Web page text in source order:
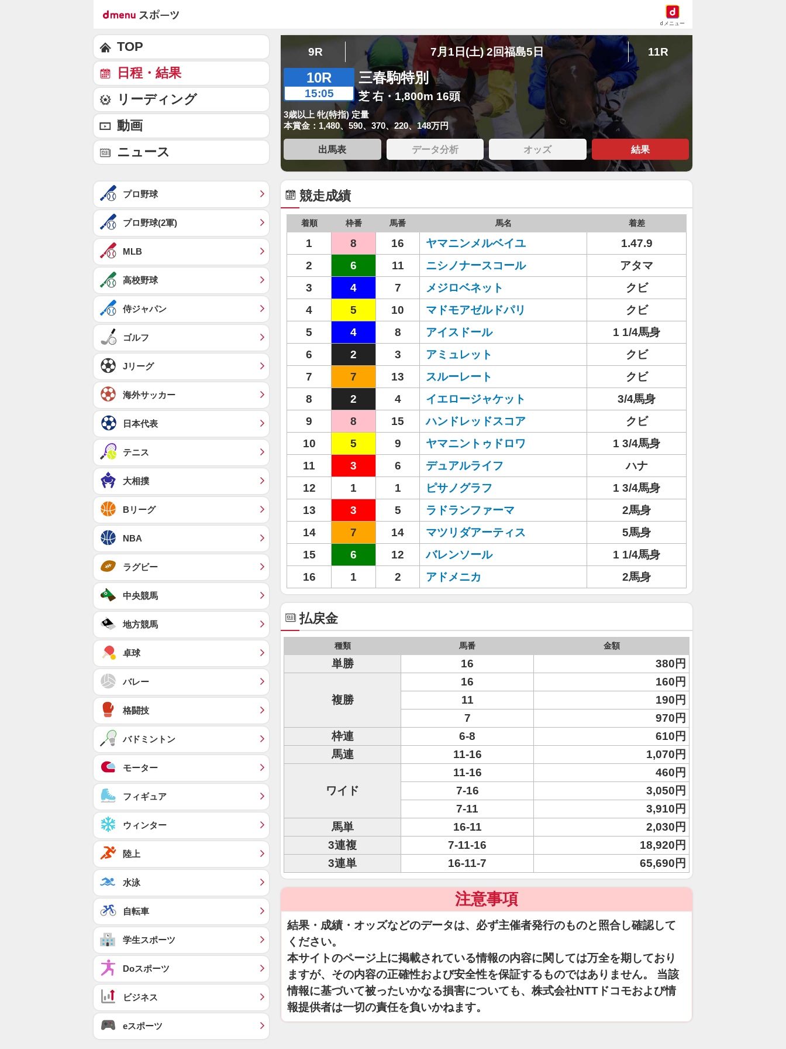
dメニュー
9R 7月1日(土) 2回福島5日 11R
10R
15:05
三春駒特別
芝 右・1,800m 16頭
3歳以上 牝(特指) 定量
本賞金：1,480、590、370、220、148万円
出馬表 データ分析 オッズ 結果
競走成績
着順 枠番 馬番 馬名 着差
1 8 16 ヤマニンメルベイユ
1.47.9
2
6 11 ニシノナースコール
アタマ
3
4 7 メジロベネット
クビ
4
5 10 マドモアゼルドパリ
クビ
5
4 8 アイスドール
1 1/4馬身
6
2 3 アミュレット
クビ
7
7 13 スルーレート
クビ
8
2 4 イエロージャケット
3/4馬身
9
8 15 ハンドレッドスコア
クビ
10
5 9 ヤマニントゥドロワ
1 3/4馬身
11
3 6 デュアルライフ
ハナ
12
1 1 ピサノグラフ
1 3/4馬身
13
3 5 ラドランファーマ
2馬身
14
7 14 マツリダアーティス
5馬身
15
6 12 バレンソール
1 1/4馬身
16
1 2 アドメニカ 2馬身
払戻金
種類 馬番 金額
単勝 16 380円
複勝
16
160円
11
190円
7
970円
枠連
6-8
610円
馬連
11-16 1,070円
ワイド
11-16
460円
7-16
3,050円
7-11
3,910円
馬単
16-11
2,030円
3連複
7-11-16
18,920円
3連単
16-11-7 65,690円
注意事項
結果・成績・オッズなどのデータは、必ず主催者発行のものと照合し確認して
ください。
本サイトのページ上に掲載されている情報の内容に関しては万全を期しており
ますが、その内容の正確性および安全性を保証するものではありません。 当該
情報に基づいて被ったいかなる損害についても、株式会社NTTドコモおよび情
報提供者は一切の責任を負いかねます。
TOP
日程・結果
リーディング
動画
ニュース
プロ野球
プロ野球(2軍)
MLB
高校野球
侍ジャパン
ゴルフ
Jリーグ
海外サッカー
日本代表
テニス
大相撲
Bリーグ
NBA
ラグビー
中央競馬
地方競馬
卓球
バレー
格闘技
バドミントン
モーター
フィギュア
ウィンター
陸上
水泳
自転車
学生スポーツ
Doスポーツ
ビジネス
eスポーツ